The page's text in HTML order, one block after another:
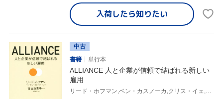
入荷したら知りたい
中古
書籍
単行本
ALLIANCE 人と企業が信頼で結ばれる新しい
雇用